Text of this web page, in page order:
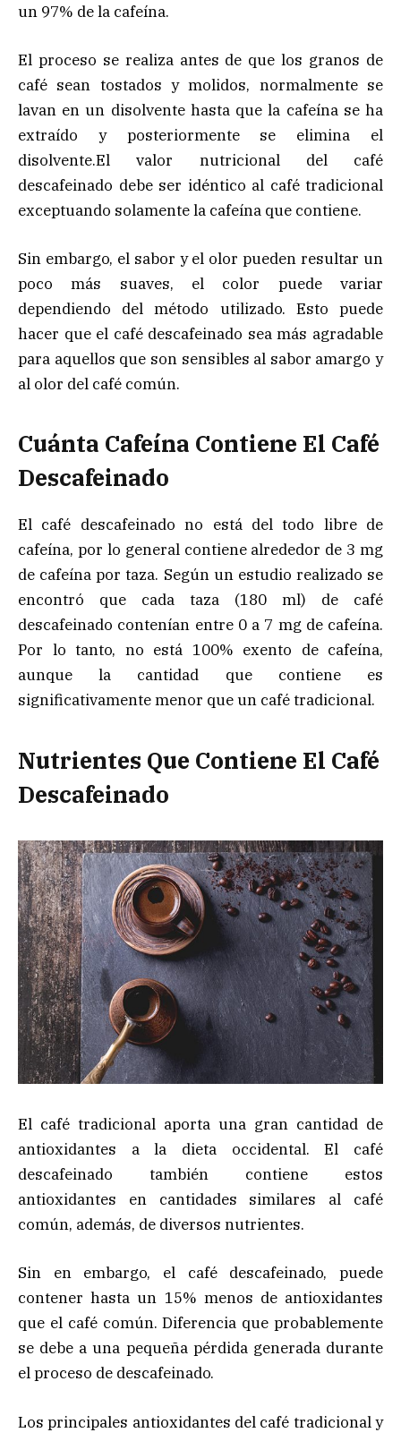
un 97% de la cafeína.
El proceso se realiza antes de que los granos de
café sean tostados y molidos, normalmente se
lavan en un disolvente hasta que la cafeína se ha
extraído y posteriormente se elimina el
disolvente.El valor nutricional del café
descafeinado debe ser idéntico al café tradicional
exceptuando solamente la cafeína que contiene.
Sin embargo, el sabor y el olor pueden resultar un
poco más suaves, el color puede variar
dependiendo del método utilizado. Esto puede
hacer que el café descafeinado sea más agradable
para aquellos que son sensibles al sabor amargo y
al olor del café común.
Cuánta Cafeína Contiene El Café
Descafeinado
El café descafeinado no está del todo libre de
cafeína, por lo general contiene alrededor de 3 mg
de cafeína por taza. Según un estudio realizado se
encontró que cada taza (180 ml) de café
descafeinado contenían entre 0 a 7 mg de cafeína.
Por lo tanto, no está 100% exento de cafeína,
aunque la cantidad que contiene es
significativamente menor que un café tradicional.
Nutrientes Que Contiene El Café
Descafeinado
El café tradicional aporta una gran cantidad de
antioxidantes a la dieta occidental. El café
descafeinado también contiene estos
antioxidantes en cantidades similares al café
común, además, de diversos nutrientes.
Sin en embargo, el café descafeinado, puede
contener hasta un 15% menos de antioxidantes
que el café común. Diferencia que probablemente
se debe a una pequeña pérdida generada durante
el proceso de descafeinado.
Los principales antioxidantes del café tradicional y